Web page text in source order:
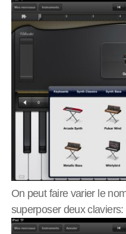
On peut faire varier le
superposer deux claviers: